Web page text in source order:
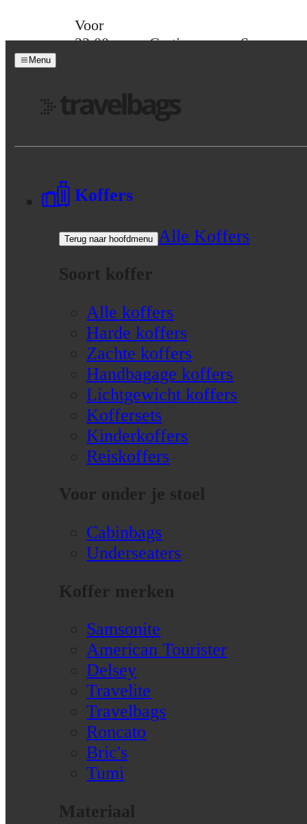
Voor
23:00
Gratis
Spaar
Menu
Koffers
Terug naar hoofdmenu
Alle Koffers
Soort koffer
Alle koffers
Harde koffers
Zachte koffers
Handbagage koffers
Lichtgewicht koffers
Koffersets
Kinderkoffers
Reiskoffers
Voor onder je stoel
Cabinbags
Underseaters
Koffer merken
Samsonite
American Tourister
Delsey
Travelite
Travelbags
Roncato
Bric's
Tumi
Materiaal